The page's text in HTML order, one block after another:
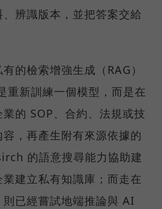
辨識版本，並把答案交給
的檢索增強生成（RAG）
重新訓練一個模型，而是在
的 SOP、合約、法規或技
，再產生附有來源依據的
的語意搜尋能力協助建
建立私有知識庫；而走在
已經嘗試地端推論與 AI